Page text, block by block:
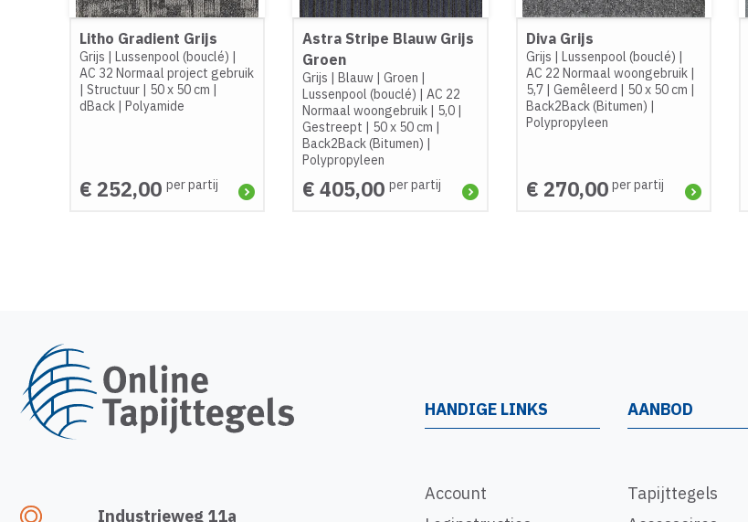
Litho Gradient Grijs
Grijs | Lussenpool (bouclé) |
AC 32 Normaal project gebruik
| Structuur | 50 x 50 cm |
dBack | Polyamide
€ 252,00 per partij
Astra Stripe Blauw Grijs
Groen
Grijs |Blauw |Groen |
Lussenpool (bouclé) |AC 22
Normaal woongebruik | 5,0 |
Gestreept | 50 x 50 cm |
Back2Back (Bitumen) |
Polypropyleen
€ 405,00 per partij
Diva Grijs
Grijs | Lussenpool (bouclé) |
AC 22 Normaal woongebruik|
5,7| Gemêleerd | 50 x 50 cm |
Back2Back (Bitumen) |
Polypropyleen
€ 270,00 per partij
Industrieweg 11a
HANDIGE LINKS
Account
AANBOD
Tapijttegels